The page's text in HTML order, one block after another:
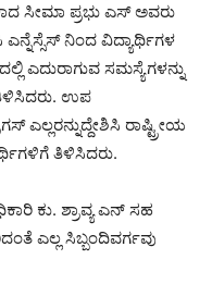
ಪ್ರಭು ಎಸ್ ಅವರು
ನಿಂದ ವಿದ್ಯಾರ್ಥಿಗಳ
ಎದುರಾಗುವ ಸಮಸ್ಯೆಗಳನ್ನು
ಉಪ
ಎಲ್ಲರನ್ನುದ್ದೇಶಿಸಿ ರಾಷ್ಟ್ರೀಯ
ತಿಳಿಸಿದರು.
ಕು. ಶ್ರಾವ್ಯ ಎನ್ ಸಹ
ಎಲ್ಲ ಸಿಬ್ಬಂದಿವರ್ಗವು